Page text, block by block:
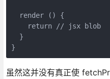
  render () {
    return // jsx blob
  }
}
虽然这并没有真正使